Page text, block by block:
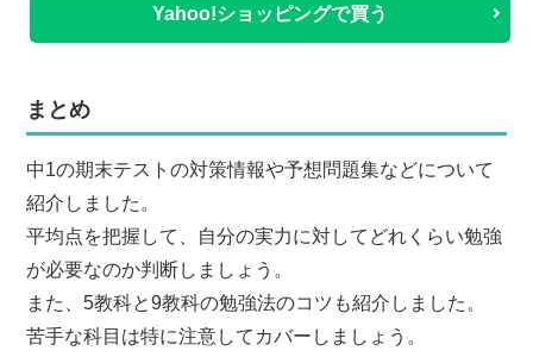
Yahoo!ショッピングで買う
まとめ
中1の期末テストの対策情報や予想問題集などについて
紹介しました。
平均点を把握して、自分の実力に対してどれくらい勉強
が必要なのか判断しましょう。
また、5教科と9教科の勉強法のコツも紹介しました。
苦手な科目は特に注意してカバーしましょう。